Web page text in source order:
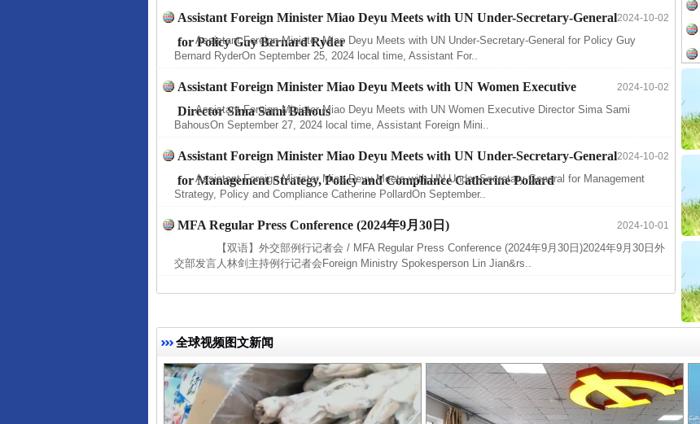
2024-10-02
Assistant Foreign Minister Miao Deyu Meets with UN Under-Secretary-General
for Policy Guy Bernard Ryder
Assistant Foreign Minister Miao Deyu Meets with UN Under-Secretary-General for Policy Guy
Bernard RyderOn September 25, 2024 local time, Assistant For..
2024-10-02
Assistant Foreign Minister Miao Deyu Meets with UN Women Executive
Director Sima Sami Bahous
Assistant Foreign Minister Miao Deyu Meets with UN Women Executive Director Sima Sami
BahousOn September 27, 2024 local time, Assistant Foreign Mini..
2024-10-02
Assistant Foreign Minister Miao Deyu Meets with UN Under-Secretary-General
for Management Strategy, Policy and Compliance Catherine Pollard
Assistant Foreign Minister Miao Deyu Meets with UN Under-Secretary-General for Management
Strategy, Policy and Compliance Catherine PollardOn September..
2024-10-01
MFA Regular Press Conference (2024年9月30日)
【双语】外交部例行记者会 / MFA Regular Press Conference (2024年9月30日)2024年9月30日外
交部发言人林剑主持例行记者会Foreign Ministry Spokesperson Lin Jian&rs..
全球视频图文新闻